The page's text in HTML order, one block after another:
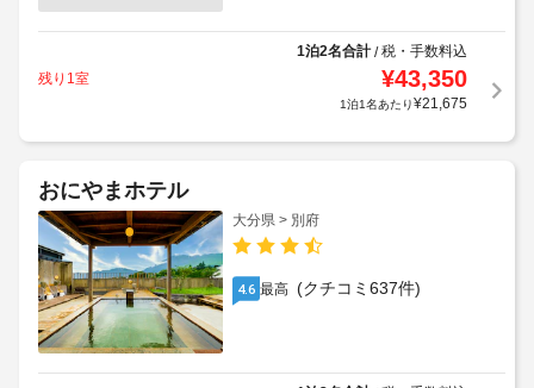
1泊2名合計/税・手数料込
残り1室
¥43,350
1泊1名あたり¥21,675
おにやまホテル
大分県 > 別府
4.6 最高 (クチコミ637件)